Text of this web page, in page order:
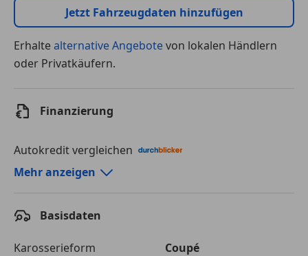
Jetzt Fahrzeugdaten hinzufügen
Erhaltealternative Angebotevon lokalen Händlern
oder Privatkäufern.
Finanzierung
Autokredit vergleichen
Autokredit-Rechner von durchblicker.at
Mehr anzeigen
Basisdaten
Karosserieform
Coupé